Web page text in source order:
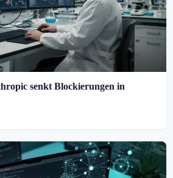
senkt Blockierungen in